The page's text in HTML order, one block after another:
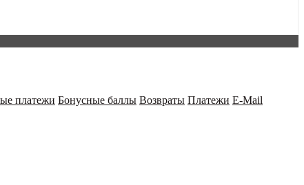
платежи Бонусные баллы Возвраты Платежи E-Mail